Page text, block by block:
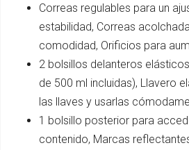
Correas regulables para un
estabilidad, Correas
comodidad, Orificios para
2 bolsillos delanteros
de 500 ml incluidas), Llavero
las llaves y usarlas
1 bolsillo posterior para
contenido, Marcas